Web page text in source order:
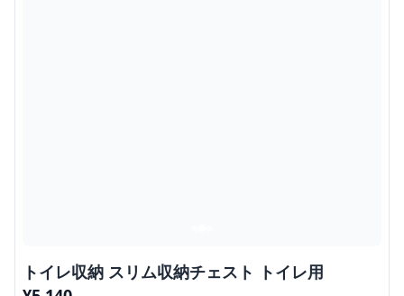
トイレ収納 スリム収納チェスト トイレ用